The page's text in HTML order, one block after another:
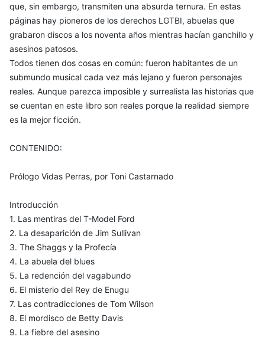
que, sin embargo, transmiten una absurda ternura. En estas
páginas hay pioneros de los derechos LGTBI, abuelas que
grabaron discos a los noventa años mientras hacían ganchillo y
asesinos patosos.
Todos tienen dos cosas en común: fueron habitantes de un
submundo musical cada vez más lejano y fueron personajes
reales. Aunque parezca imposible y surrealista las historias que
se cuentan en este libro son reales porque la realidad siempre
es la mejor ficción.
CONTENIDO:
Prólogo Vidas Perras, por Toni Castarnado
Introducción
1. Las mentiras del T-Model Ford
2. La desaparición de Jim Sullivan
3. The Shaggs y la Profecía
4. La abuela del blues
5. La redención del vagabundo
6. El misterio del Rey de Enugu
7. Las contradicciones de Tom Wilson
8. El mordisco de Betty Davis
9. La fiebre del asesino